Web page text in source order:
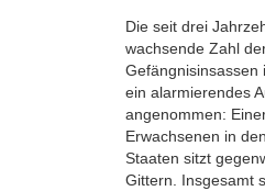
Die seit drei
wachsende Zahl
Gefängnisinsassen
ein alarmierendes
angenommen:
Erwachsenen in
Staaten sitzt
Gittern. Insgesamt